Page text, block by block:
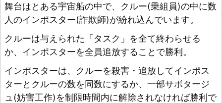
ー
ト
ナ
イ
ト
マ
イ
舞台はとある宇宙船の中で、クルー(乗組員)の中に数
人のインポスター(詐欺師)が紛れ込んでいます。
クルーは与えられた「タスク」を全て終わらせる
か、インポスターを全員追放することで勝利。
インポスターは、クルーを殺害・追放してインポス
ターとクルーの数を同数にするか、一部サボタージ
ュ(妨害工作)を制限時間内に解除されなければ勝利で